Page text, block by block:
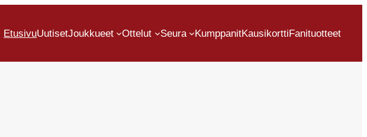
EtusivuUutisetJoukkueet Ottelut Seura KumppanitKausikorttiFanituotteet